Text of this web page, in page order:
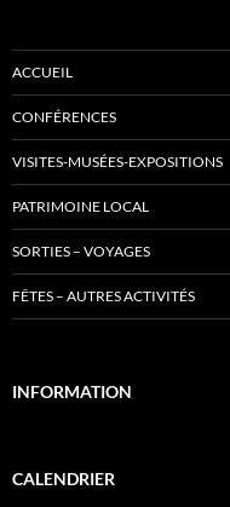
ACCUEIL
CONFÉRENCES
VISITES-MUSÉES-EXPOSITIONS
PATRIMOINE LOCAL
SORTIES – VOYAGES
FÊTES – AUTRES ACTIVITÉS
INFORMATION
CALENDRIER